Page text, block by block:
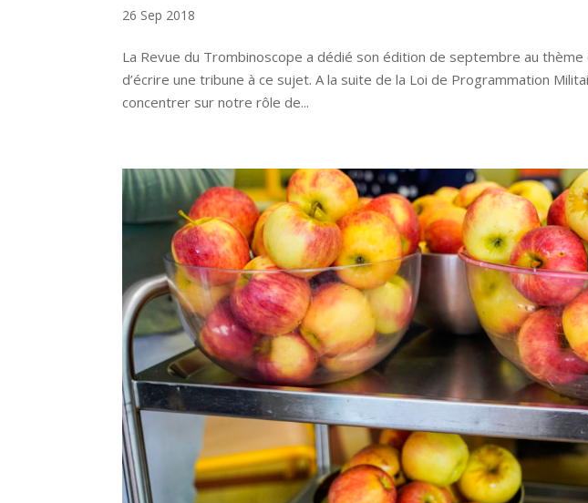
26 Sep 2018
La Revue du Trombinoscope a dédié son édition de septembre au
d’écrire une tribune à ce sujet. A la suite de la Loi de Programmation
concentrer sur notre rôle de...